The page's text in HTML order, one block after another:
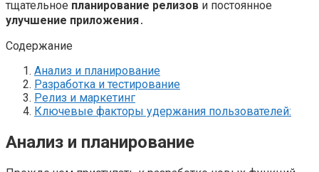
тщательное планирование релизов и постоянное
улучшение приложения․
Содержание
Анализ и планирование
Разработка и тестирование
Релиз и маркетинг
Ключевые факторы удержания пользователей:
Анализ и планирование